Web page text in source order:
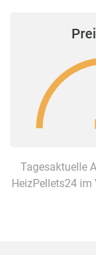
Tagesaktuelle
HeizPellets24 im